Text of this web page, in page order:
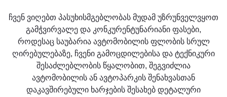
ჩვენ ვიღებთ პასუხისმგებლობას მუდამ უზრუნველვყოთ
გამჭვირვალე და კონკურენტუნარიანი ფასები,
როდესაც საუბარია ავტომობილის ფლობის სრულ
ღირებულებაზე, ჩვენი გამოცდილებისა და ტექნიკური
შესაძლებლობის წყალობით, შეგვიძლია
ავტომობილის ან ავტოპარკის შენახვასთან
დაკავშირებული ხარჯების შესახებ დეტალური